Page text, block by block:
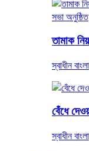
তামাক
স্বাধীন বাংলা
বেঁধে
স্বাধীন বাংলা